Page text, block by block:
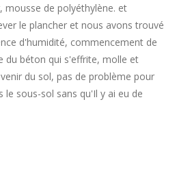
mousse de polyéthylène. et
le plancher et nous avons trouvé
d'humidité, commencement de
du béton qui s'effrite, molle et
du sol, pas de problème pour
le sous-sol sans qu'Il y ai eu de